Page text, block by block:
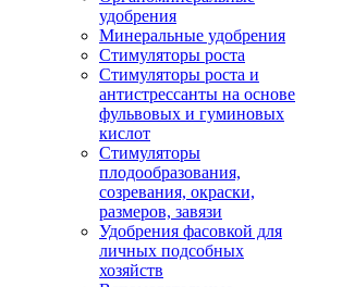
удобрения
Минеральные удобрения
Стимуляторы роста
Стимуляторы роста и
антистрессанты на основе
фульвовых и гуминовых
кислот
Стимуляторы
плодообразования,
созревания, окраски,
размеров, завязи
Удобрения фасовкой для
личных подсобных
хозяйств